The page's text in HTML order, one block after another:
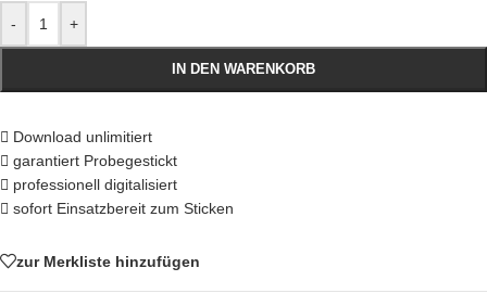
- +
IN DEN WARENKORB
Download unlimitiert
garantiert Probegestickt
professionell digitalisiert
sofort Einsatzbereit zum Sticken
zur Merkliste hinzufügen